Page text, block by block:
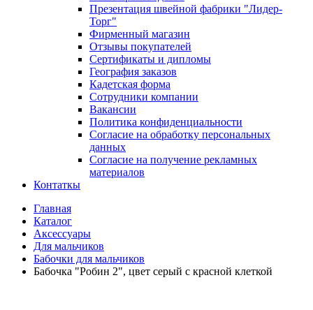
Презентация швейной фабрики "Лидер-
Торг"
Фирменный магазин
Отзывы покупателей
Сертификаты и дипломы
География заказов
Кадетская форма
Сотрудники компании
Вакансии
Политика конфиденциальности
Согласие на обработку персональных
данных
Согласие на получение рекламных
материалов
Контаткы
Главная
Каталог
Аксессуары
Для мальчиков
Бабочки для мальчиков
Бабочка "Робин 2", цвет серый с красной клеткой